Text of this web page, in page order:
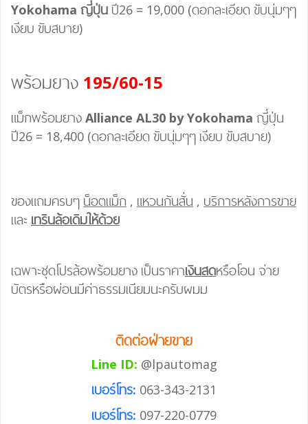
Yokohama ญี่ปุ่น ปี26 = 19,000 (ดอกละเอียด ขับนุ่มๆๆ
เงียบ ขับสบาย)
พร้อมยาง 195/60-15
แม็กพร้อมยาง Alliance AL30 by Yokohama ญี่ปุ่น
ปี26 = 18,400 (ดอกละเอียด ขับนุ่มๆๆ เงียบ ขับสบาย)
ของแถมครบๆ น็อตแม็ก , แหวนกันสั่น , บริการหลังการขาย
และ เทรินล้อเดิมให้ด้วย
เฉพาะชุดโปรล้อพร้อมยาง เป็นราคาเงินสดหรือโอน จ่าย
บัตรหรือผ่อนมีค่าธรรมเนียมนะครับผมม
ติดต่อฝ่ายขาย
Line ID: @lpautomag
เบอร์โทร: 063-343-2131
เบอร์โทร: 097-220-0779